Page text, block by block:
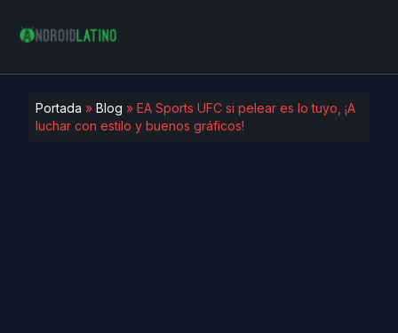
Portada » Blog » EA Sports UFC si pelear es lo tuyo, ¡A
luchar con estilo y buenos gráficos!